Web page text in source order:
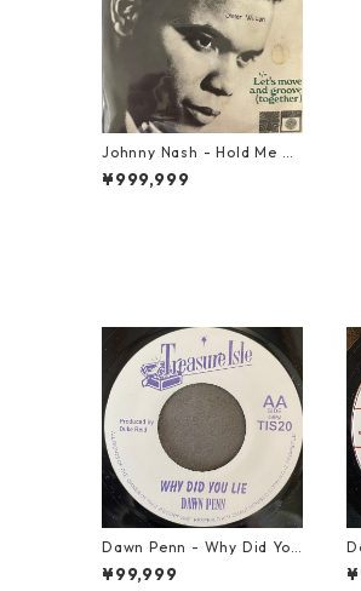
Johnny Nash ‎- Hold Me Ti
ght【7-20849】
¥999,999
Dawn Penn - Why Did You
Lie【7-21938】
¥99,999